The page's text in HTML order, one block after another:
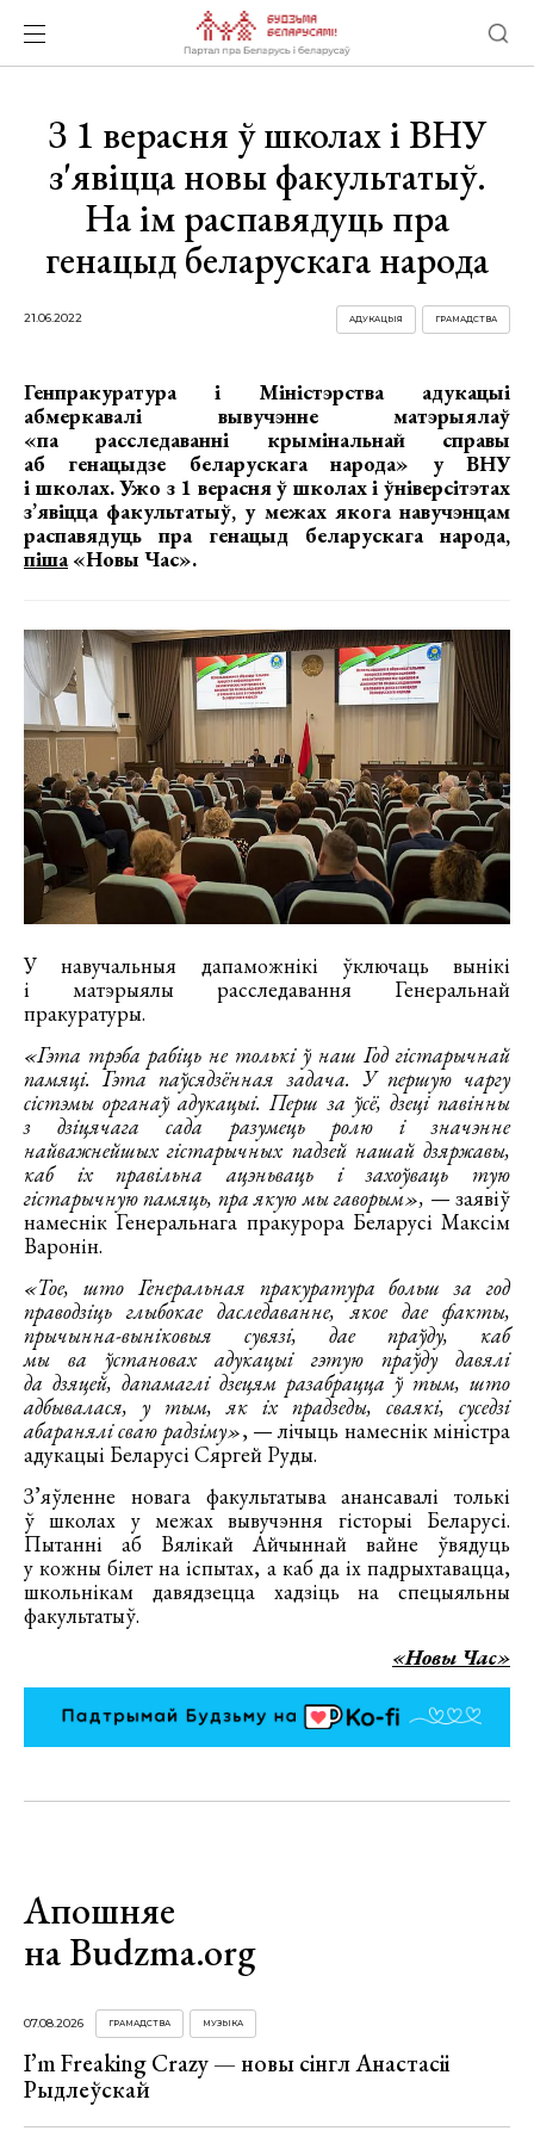
З 1 верасня ў школах і ВНУ
з'явіцца новы факультатыў.
На ім распавядуць пра
генацыд беларускага народа
21.06.2022 ГРАМАДСТВА
АДУКАЦЫЯ
Генпракуратура і Міністэрства адукацыі
абмеркавалі вывучэнне матэрыялаў
«па расследаванні крымінальнай справы
аб генацыдзе беларускага народа» у ВНУ
і школах. Ужо з 1 верасня ў школах і ўніверсітэтах
з’явіцца факультатыў, у межах якога навучэнцам
распавядуць пра генацыд беларускага народа,
піша«Новы Час».
У навучальныя дапаможнікі ўключаць вынікі
і матэрыялы расследавання Генеральнай
пракуратуры.
«Гэта трэба рабіць не толькі ў наш Год гістарычнай
памяці. Гэта паўсядзённая задача. У першую чаргу
сістэмы органаў адукацыі. Перш за ўсё, дзеці павінны
з дзіцячага сада разумець ролю і значэнне
найважнейшых гістарычных падзей нашай дзяржавы,
каб іх правільна ацэньваць і захоўваць тую
гістарычную памяць, пра якую мы гаворым», — заявіў
намеснік Генеральнага пракурора Беларусі Максім
Варонін.
«Тое, што Генеральная пракуратура больш за год
праводзіць глыбокае даследаванне, якое дае факты,
прычынна-выніковыя сувязі, дае праўду, каб
мы ва ўстановах адукацыі гэтую праўду давялі
да дзяцей, дапамаглі дзецям разабрацца ў тым, што
адбывалася, у тым, як іх прадзеды, сваякі, суседзі
абаранялі сваю радзіму», — лічыць намеснік міністра
адукацыі Беларусі Сяргей Руды.
З’яўленне новага факультатыва анансавалі толькі
ў школах у межах вывучэння гісторыі Беларусі.
Пытанні аб Вялікай Айчыннай вайне ўвядуць
у кожны білет на іспытах, а каб да іх падрыхтавацца,
школьнікам давядзецца хадзіць на спецыяльны
факультатыў.
«Новы Час»
Апошняе
на Budzma.org
07.08.2026 ГРАМАДСТВА МУЗЫКА
I’m Freaking Crazy — новы сінгл Анастасіі
Рыдлеўскай